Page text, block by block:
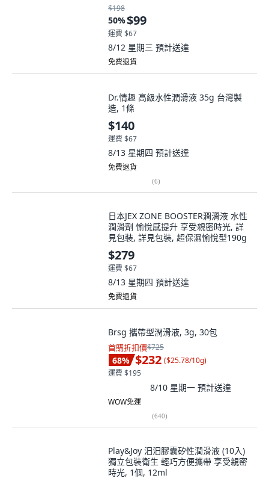
$198
50%$99
運費 $67
8/12 星期三 預計送達
免費退貨
Dr.情趣 高級水性潤滑液 35g 台灣製
造, 1條
$140
運費 $67
8/13 星期四 預計送達
免費退貨
(6)
日本JEX ZONE BOOSTER潤滑液 水性
潤滑劑 愉悅感提升 享受親密時光, 詳
見包裝, 詳見包裝, 超保濕愉悅型190g
$279
運費 $67
8/13 星期四 預計送達
免費退貨
Brsg 攜帶型潤滑液, 3g, 30包
首購折扣價$725
68% $232 ($25.78/10g)
運費 $195
8/10 星期一 預計送達
WOW免運
(640)
Play&Joy 汨汨膠囊矽性潤滑液 (10入)
獨立包裝衛生 輕巧方便攜帶 享受親密
時光, 1個, 12ml